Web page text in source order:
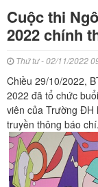
Cuộc thi
2022 chính
Thứ tư - 02/11/2022
Chiều 29/10/2022,
2022 đã tổ chức
viên của Trường ĐH
truyền thông báo chí.